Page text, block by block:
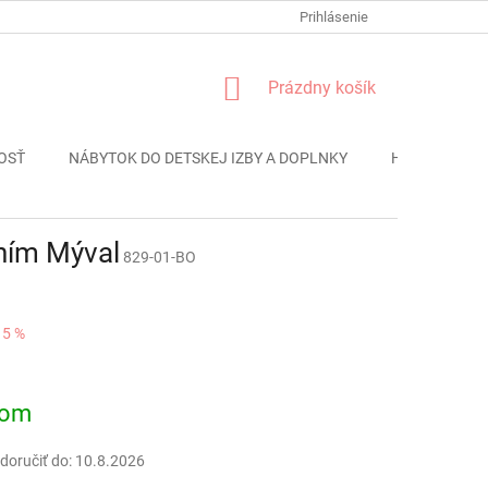
PODMIENKY OCHRANY OSOBNÝCH
Prihlásenie
NÁKUPNÝ
Prázdny košík
NÁBYTOK DO DETSKEJ IZBY A DOPLNKY HRAČKY
Mýval 829-01-BO
%
do: 10.8.2026